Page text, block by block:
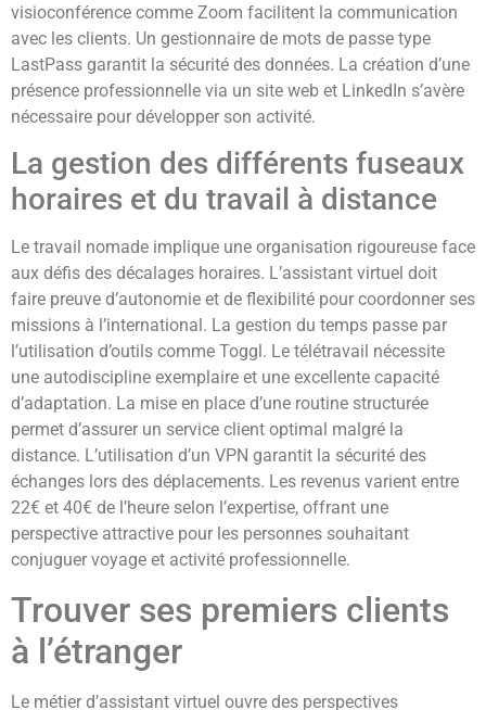
visioconférence comme Zoom facilitent la communication
avec les clients. Un gestionnaire de mots de passe type
LastPass garantit la sécurité des données. La création d’une
présence professionnelle via un site web et LinkedIn s’avère
nécessaire pour développer son activité.
La gestion des différents fuseaux
horaires et du travail à distance
Le travail nomade implique une organisation rigoureuse face
aux défis des décalages horaires. L’assistant virtuel doit
faire preuve d’autonomie et de flexibilité pour coordonner ses
missions à l’international. La gestion du temps passe par
l’utilisation d’outils comme Toggl. Le télétravail nécessite
une autodiscipline exemplaire et une excellente capacité
d’adaptation. La mise en place d’une routine structurée
permet d’assurer un service client optimal malgré la
distance. L’utilisation d’un VPN garantit la sécurité des
échanges lors des déplacements. Les revenus varient entre
22€ et 40€ de l’heure selon l’expertise, offrant une
perspective attractive pour les personnes souhaitant
conjuguer voyage et activité professionnelle.
Trouver ses premiers clients
à l’étranger
Le métier d’assistant virtuel ouvre des perspectives